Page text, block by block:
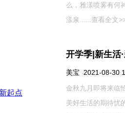
么，雅漾喷雾有何
漾泉...... 查看全文
开学季|新生活
美宝 2021-08-30
金秋九月即将来临
美好生活的期待忧